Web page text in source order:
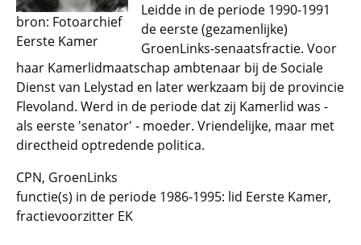
bron: Fotoarchief
Eerste Kamer
Leidde in de periode 1990-1991
de eerste (gezamenlijke)
GroenLinks-senaatsfractie. Voor
haar Kamerlidmaatschap ambtenaar bij de Sociale
Dienst van Lelystad en later werkzaam bij de provincie
Flevoland. Werd in de periode dat zij Kamerlid was -
als eerste 'senator' - moeder. Vriendelijke, maar met
directheid optredende politica.
CPN, GroenLinks
functie(s) in de periode 1986-1995: lid Eerste Kamer,
fractievoorzitter EK